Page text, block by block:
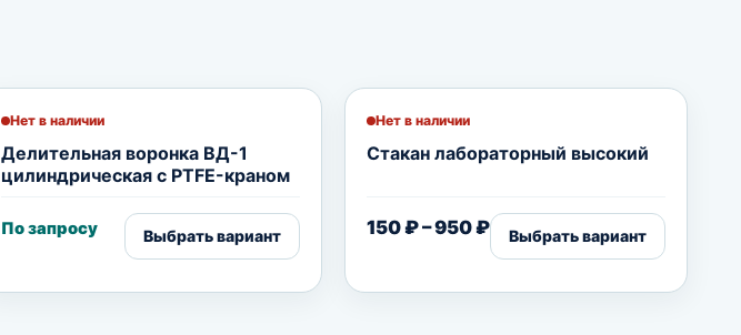
Нет в наличии
Делительная воронка​ ВД-1
цилиндрическая с PTFE-краном
По запросу Выбрать вариант
Нет в наличии
Стакан лабораторный высокий
150₽–950₽Диапазон цен: 150 ₽ – 950
Выбрать вариант